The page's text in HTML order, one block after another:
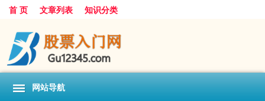
首 页 文章列表 知识分类
网站导航